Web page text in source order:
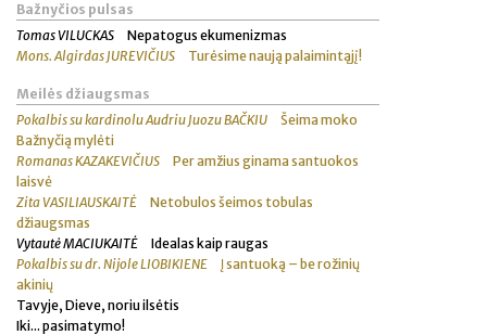
Bažnyčios pulsas
Tomas VILUCKAS
Nepatogus ekumenizmas
Mons. Algirdas JUREVIČIUS
Turėsime naują palaimintąjį!
Meilės džiaugsmas
Pokalbis su kardinolu Audriu Juozu BAČKIU
Šeima moko
Bažnyčią mylėti
Romanas KAZAKEVIČIUS
Per amžius ginama santuokos
laisvė
Zita VASILIAUSKAITĖ
Netobulos šeimos tobulas
džiaugsmas
Vytautė MACIUKAITĖ
Idealas kaip raugas
Pokalbis su dr. Nijole LIOBIKIENE
Į santuoką – be rožinių
akinių
Tavyje, Dieve, noriu ilsėtis
Iki... pasimatymo!